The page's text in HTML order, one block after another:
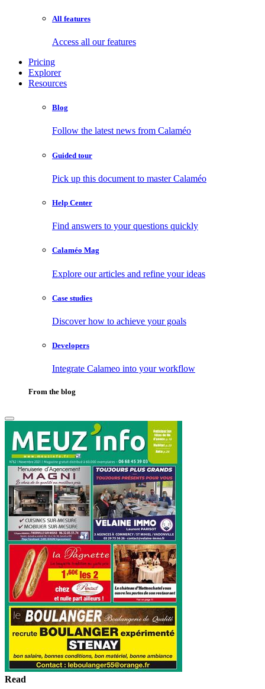
All features
Access all our features
Pricing
Explorer
Resources
Blog
Follow the latest news from Calaméo
Guided tour
Pick up this document to master Calaméo
Help Center
Find answers to your questions quickly
Calaméo Mag
Explore our articles and refine your ideas
Case studies
Discover how to achieve your goals
Developers
Integrate Calameo into your workflow
From the blog
Read